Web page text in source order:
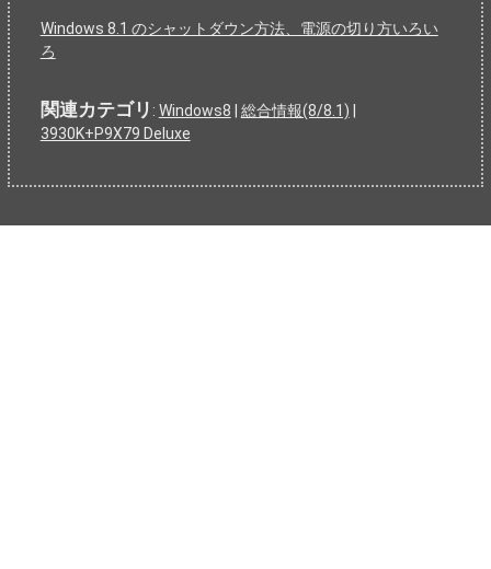
Windows 8.1 のシャットダウン方法、電源の切り方いろい
ろ
関連カテゴリ : Windows8 総合情報(8/8.1)
3930K+P9X79 Deluxe